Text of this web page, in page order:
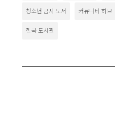
청소년 금지 도서 커뮤니티 허브
한국 도서관